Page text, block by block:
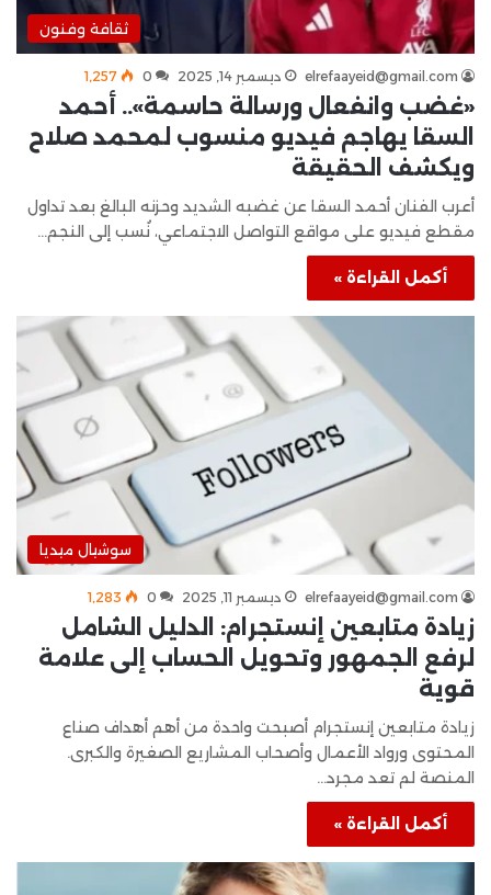
ثقافة وفنون
elrefaayeid@gmail.com ديسمبر 14, 2025 0 1٬257
«غضب وانفعال ورسالة حاسمة».. أحمد
السقا يهاجم فيديو منسوب لمحمد صلاح
ويكشف الحقيقة
أعرب الفنان أحمد السقا عن غضبه الشديد وحزنه البالغ بعد تداول
مقطع فيديو على مواقع التواصل الاجتماعي، نُسب إلى النجم…
أكمل القراءة »
سوشيال ميديا
elrefaayeid@gmail.com ديسمبر 11, 2025 0 1٬283
زيادة متابعين إنستجرام: الدليل الشامل
لرفع الجمهور وتحويل الحساب إلى علامة
قوية
زيادة متابعين إنستجرام أصبحت واحدة من أهم أهداف صناع
المحتوى ورواد الأعمال وأصحاب المشاريع الصغيرة والكبرى.
المنصة لم تعد مجرد…
أكمل القراءة »